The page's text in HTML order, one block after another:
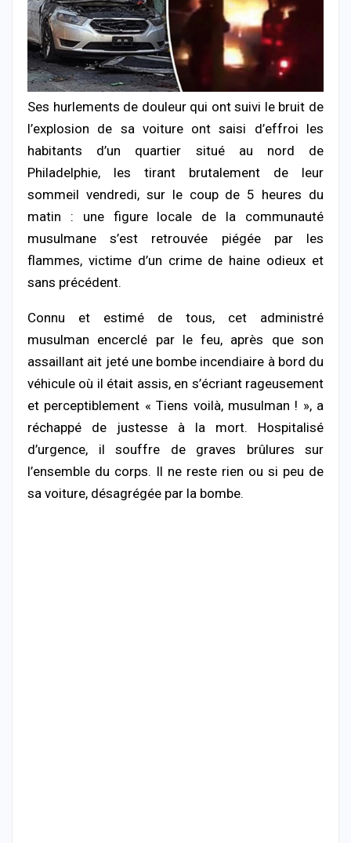
Ses hurlements de douleur qui ont suivi le bruit de
l’explosion de sa voiture ont saisi d’effroi les
habitants d’un quartier situé au nord de
Philadelphie, les tirant brutalement de leur
sommeil vendredi, sur le coup de 5 heures du
matin : une figure locale de la communauté
musulmane s’est retrouvée piégée par les
flammes, victime d’un crime de haine odieux et
sans précédent.
Connu et estimé de tous, cet administré
musulman encerclé par le feu, après que son
assaillant ait jeté une bombe incendiaire à bord du
véhicule où il était assis, en s’écriant rageusement
et perceptiblement « Tiens voilà, musulman ! », a
réchappé de justesse à la mort. Hospitalisé
d’urgence, il souffre de graves brûlures sur
l’ensemble du corps. Il ne reste rien ou si peu de
sa voiture, désagrégée par la bombe.